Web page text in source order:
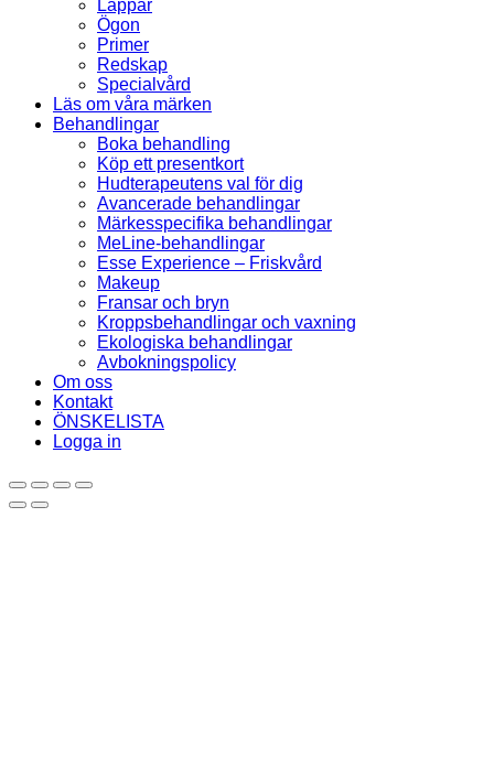
Läppar
Ögon
Primer
Redskap
Specialvård
Läs om våra märken
Behandlingar
Boka behandling
Köp ett presentkort
Hudterapeutens val för dig
Avancerade behandlingar
Märkesspecifika behandlingar
MeLine-behandlingar
Esse Experience – Friskvård
Makeup
Fransar och bryn
Kroppsbehandlingar och vaxning
Ekologiska behandlingar
Avbokningspolicy
Om oss
Kontakt
ÖNSKELISTA
Logga in